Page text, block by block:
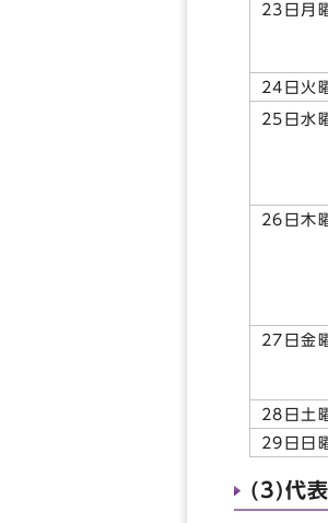
23日月
24日火
25日水
26日木
27日金
28日土
29日日
(3)代